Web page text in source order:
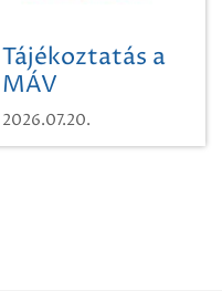
Tájékoztatás a
MÁV
Pályaműködtetési
Zrt. Területi
2026.07.20.